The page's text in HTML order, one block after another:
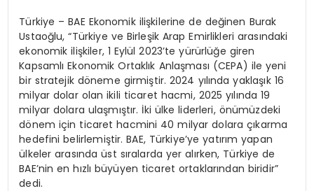
Türkiye – BAE Ekonomik ilişkilerine de değinen Burak
Ustaoğlu,“Türkiye ve Birleşik Arap Emirlikleri arasındaki
ekonomik ilişkiler, 1 Eylül 2023’te yürürlüğe giren
Kapsamlı Ekonomik Ortaklık Anlaşması (CEPA) ile yeni
bir stratejik döneme girmiştir. 2024 yılında yaklaşık 16
milyar dolar olan ikili ticaret hacmi, 2025 yılında 19
milyar dolara ulaşmıştır. İki ülke liderleri, önümüzdeki
dönem için ticaret hacmini 40 milyar dolara çıkarma
hedefini belirlemiştir. BAE, Türkiye’ye yatırım yapan
ülkeler arasında üst sıralarda yer alırken, Türkiye de
BAE’nin en hızlı büyüyen ticaret ortaklarından biridir”
dedi.